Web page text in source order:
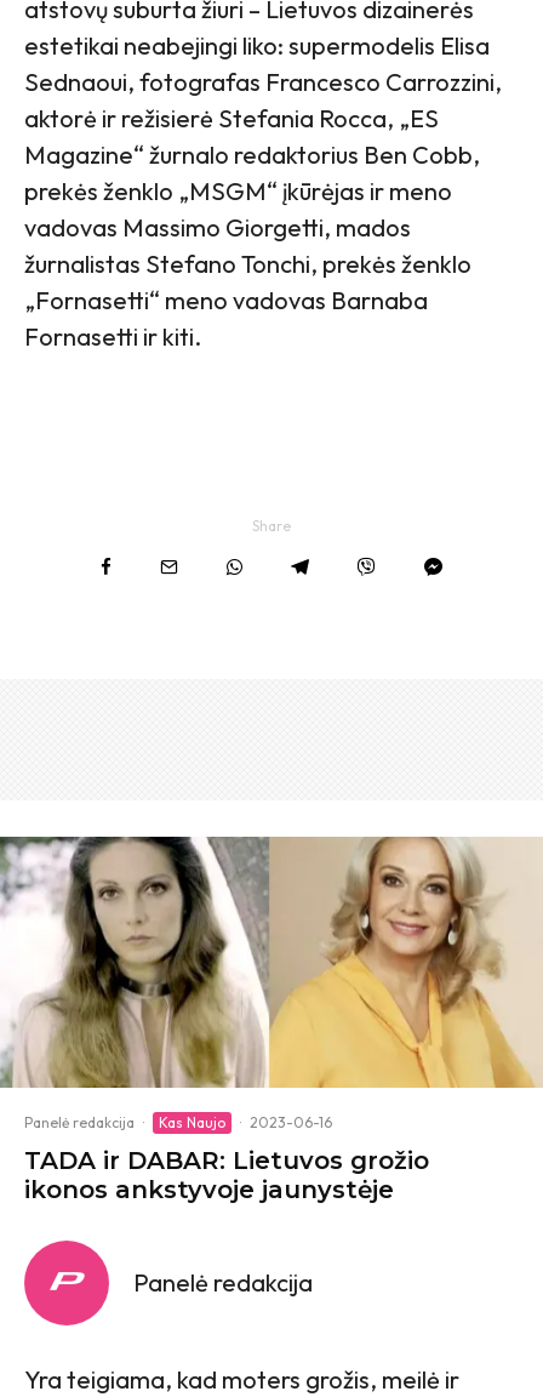
atstovų suburta žiuri – Lietuvos dizainerės
estetikai neabejingi liko: supermodelis Elisa
Sednaoui, fotografas Francesco Carrozzini,
aktorė ir režisierė Stefania Rocca, „ES
Magazine“ žurnalo redaktorius Ben Cobb,
prekės ženklo „MSGM“ įkūrėjas ir meno
vadovas Massimo Giorgetti, mados
žurnalistas Stefano Tonchi, prekės ženklo
„Fornasetti“ meno vadovas Barnaba
Fornasetti ir kiti.
Share
Panelė redakcija · Kas Naujo · 2023-06-16
TADA ir DABAR: Lietuvos grožio
ikonos ankstyvoje jaunystėje
Panelė redakcija
Yra teigiama, kad moters grožis, meilė ir